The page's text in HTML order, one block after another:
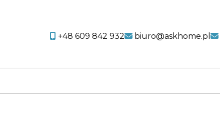
+48 609 842 932 biuro@askhome.pl